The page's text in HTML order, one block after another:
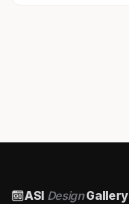
ASI DesignGallery